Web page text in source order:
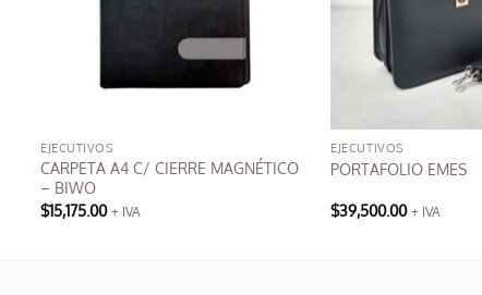
EJECUTIVOS
CARPETA A4 C/ CIERRE MAGNÉTICO
– BIWO
$15,175.00 + IVA
EJECUTIVOS
PORTAFOLIO EMES
$39,500.00 + IVA